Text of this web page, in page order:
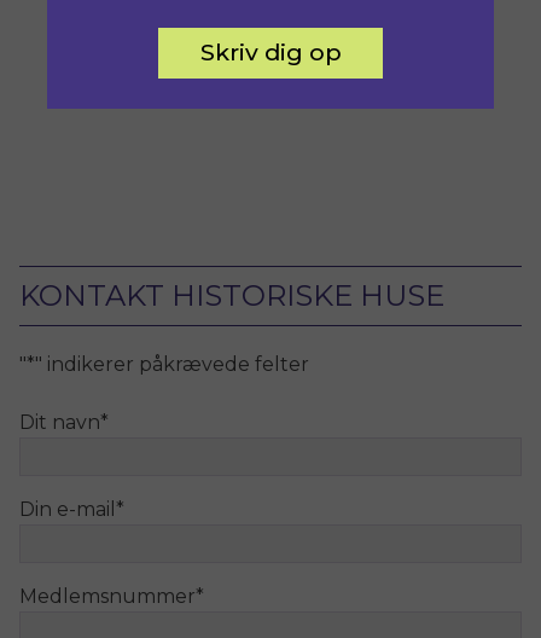
KONTAKT HISTORISKE HUSE
"*" indikerer påkrævede felter
Dit navn*
Din e-mail *
Medlemsnummer*
Skriv dig op